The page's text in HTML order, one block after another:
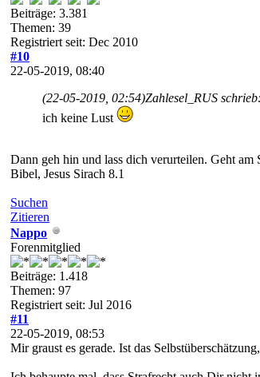
Beiträge: 3.381
Themen: 39
Registriert seit: Dec 2010
#10
22-05-2019, 08:40
(22-05-2019, 02:54)Zahlesel_RUS schrieb:
ich keine Lust
Dann geh hin und lass dich verurteilen. Geht am
Bibel, Jesus Sirach 8.1
Suchen
Zitieren
Nappo
Forenmitglied
Beiträge: 1.418
Themen: 97
Registriert seit: Jul 2016
#11
22-05-2019, 08:53
Mir graust es gerade. Ist das